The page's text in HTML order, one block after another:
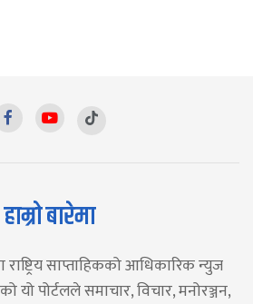
हाम्रो बारेमा
साप्ताहिकको आधिकारिक न्युज
यो पोर्टलले समाचार, विचार, मनोरञ्जन,